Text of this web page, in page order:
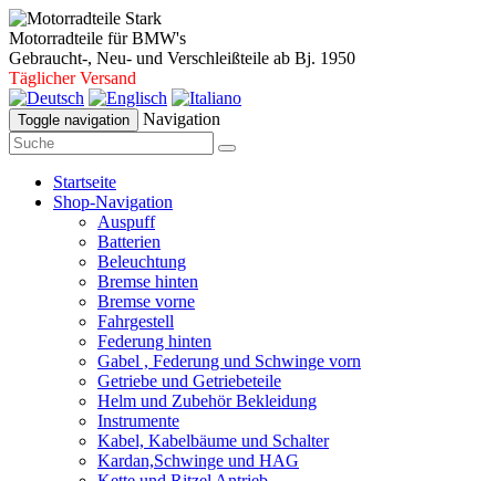
Motorradteile für BMW's
Gebraucht-, Neu- und Verschleißteile ab Bj. 1950
Täglicher Versand
Toggle navigation Navigation
Startseite
Shop-Navigation
Auspuff
Batterien
Beleuchtung
Bremse hinten
Bremse vorne
Fahrgestell
Federung hinten
Gabel , Federung und Schwinge vorn
Getriebe und Getriebeteile
Helm und Zubehör Bekleidung
Instrumente
Kabel, Kabelbäume und Schalter
Kardan,Schwinge und HAG